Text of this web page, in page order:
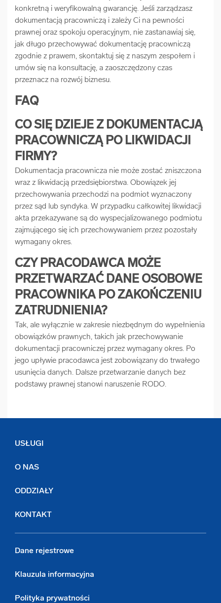
konkretną i weryfikowalną gwarancję. Jeśli zarządzasz
dokumentacją pracowniczą i zależy Ci na pewności
prawnej oraz spokoju operacyjnym, nie zastanawiaj się,
jak długo przechowywać dokumentację pracowniczą
zgodnie z prawem, skontaktuj się z naszym zespołem i
umów się na konsultację, a zaoszczędzony czas
przeznacz na rozwój biznesu.
FAQ
CO SIĘ DZIEJE Z DOKUMENTACJĄ
PRACOWNICZĄ PO LIKWIDACJI
FIRMY?
Dokumentacja pracownicza nie może zostać zniszczona
wraz z likwidacją przedsiębiorstwa. Obowiązek jej
przechowywania przechodzi na podmiot wyznaczony
przez sąd lub syndyka. W przypadku całkowitej likwidacji
akta przekazywane są do wyspecjalizowanego podmiotu
zajmującego się ich przechowywaniem przez pozostały
wymagany okres.
CZY PRACODAWCA MOŻE
PRZETWARZAĆ DANE OSOBOWE
PRACOWNIKA PO ZAKOŃCZENIU
ZATRUDNIENIA?
Tak, ale wyłącznie w zakresie niezbędnym do wypełnienia
obowiązków prawnych, takich jak przechowywanie
dokumentacji pracowniczej przez wymagany okres. Po
jego upływie pracodawca jest zobowiązany do trwałego
usunięcia danych. Dalsze przetwarzanie danych bez
podstawy prawnej stanowi naruszenie RODO.
USŁUGI
O NAS
ODDZIAŁY
KONTAKT
Dane rejestrowe
Klauzula informacyjna
Polityka prywatności